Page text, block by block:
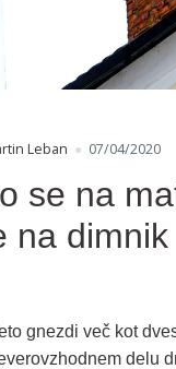
Leban 07/04/2020
se na
na dimnik
gnezdi več kot
delu